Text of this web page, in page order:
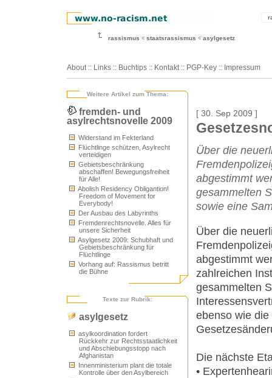
rassismus staatsrassismus asylgesetz
About :: Links :: Buchtips :: Kontakt :: PGP-Key :: Impressum
Weitere Artikel zum Thema:
fremden- und
asylrechtsnovelle 2009
Widerstand im Fekterland
Flüchtlinge schützen, Asylrecht
verteidigen
Gebietsbeschränkung
abschaffen! Bewegungsfreiheit
für Alle!
Abolish Residency Obligantion!
Freedom of Movement for
Everybody!
Der Ausbau des Labyrinths
Fremdenrechtsnovelle. Alles für
unsere Sicherheit
Asylgesetz 2009: Schubhaft und
Gebietsbeschränkung für
Flüchtlinge
Vorhang auf: Rassismus betritt
die Bühne
Texte zur Rubrik:
asylgesetz
asylkoordination fordert
Rückkehr zur Rechtsstaatlichkeit
und Abschiebungsstopp nach
Afghanistan
Innenministerium plant die totale
Kontrolle über den Asylbereich
[ 30. Sep 2009 ]
Über die
abgestimmt
gesammelten
sowie eine
Über die
abgestimmt
zahlreichen
gesammelten
ebenso wie
Die nächste
•